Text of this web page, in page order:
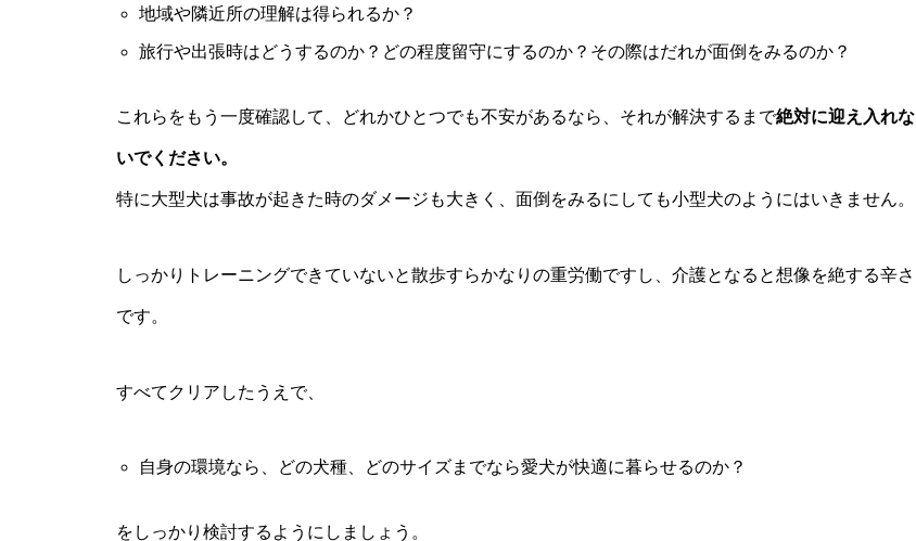
地域や隣近所の理解は得られるか？
旅行や出張時はどうするのか？どの程度留守にするのか？その際はだれが面倒をみるのか？
これらをもう一度確認して、どれかひとつでも不安があるなら、それが解決するまで絶対に迎え入れな
いでください。
特に大型犬は事故が起きた時のダメージも大きく、面倒をみるにしても小型犬のようにはいきません。
しっかりトレーニングできていないと散歩すらかなりの重労働ですし、介護となると想像を絶する辛さ
です。
すべてクリアしたうえで、
自身の環境なら、どの犬種、どのサイズまでなら愛犬が快適に暮らせるのか？
をしっかり検討するようにしましょう。